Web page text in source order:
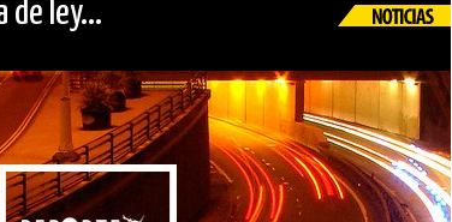
de ley...